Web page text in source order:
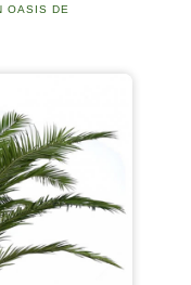
OASIS DE